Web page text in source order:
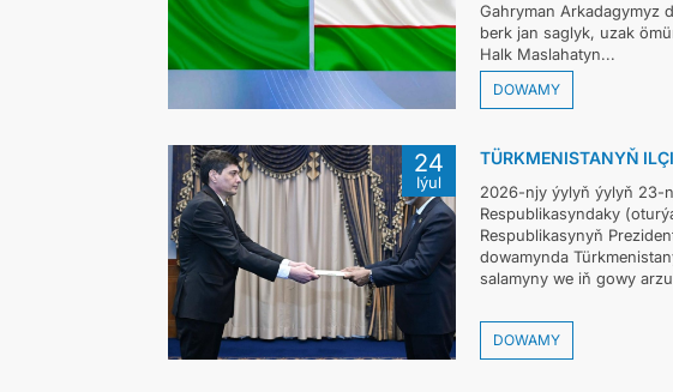
Gahryman Arkadagymyz
berk jan saglyk, uzak
Halk Maslahatyn...
DOWAMY
24
Iýul
TÜRKMENISTANYŇ
2026-njy ýylyň ýylyň 23-
Respublikasyndaky
Respublikasynyň
dowamynda
salamyny we iň gowy
DOWAMY